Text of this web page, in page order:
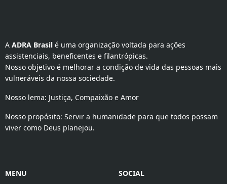
A ADRA Brasil é uma organização voltada para ações
assistenciais, beneficentes e filantrópicas.
Nosso objetivo é melhorar a condição de vida das pessoas mais
vulneráveis da nossa sociedade.
Nosso lema: Justiça, Compaixão e Amor
Nosso propósito: Servir a humanidade para que todos possam
viver como Deus planejou.
MENU SOCIAL